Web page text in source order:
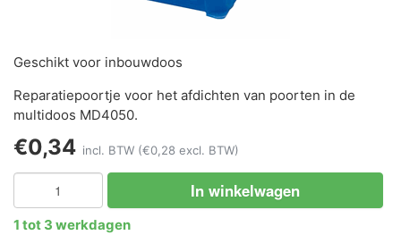
Geschikt voor inbouwdoos
Reparatiepoortje voor het afdichten van poorten in de
multidoos MD4050.
€0,34 incl. BTW (€0,28 excl. BTW)
In winkelwagen
1 tot 3 werkdagen